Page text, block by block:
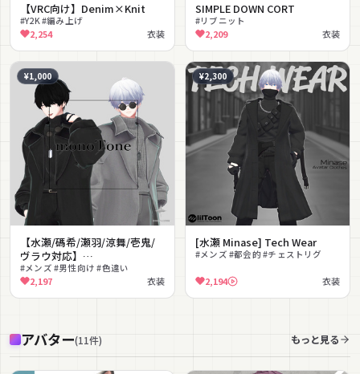
【VRC向け】Denim×Knit
#Y2K #編み上げ
2,254 衣装
SIMPLE DOWN CORT
#リブニット
2,209 衣装
¥1,000
【水瀬/碼希/瀬羽/涼舞/壱鬼/
ヴラウ対応】
AllBlack/AllWhite
#メンズ #男性向け #色違い
2,197 衣装
¥2,300
[水瀬 Minase] Tech Wear
#メンズ #都会的 #チェストリグ
2,194 衣装
アバター(11件) もっと見る